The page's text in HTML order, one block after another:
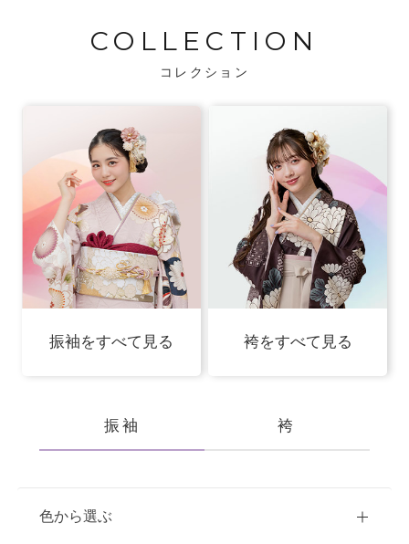
COLLECTION
コレクション
振袖をすべて見る 袴をすべて見る
振袖 袴
色から選ぶ